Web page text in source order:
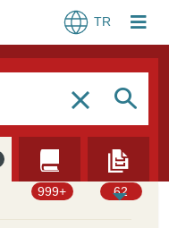
TR
c S
999+ 62